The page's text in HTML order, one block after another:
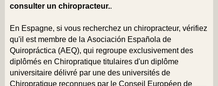
consulter un chiropracteur..
En Espagne, si vous recherchez un chiropracteur, vérifiez
qu'il est membre de la Asociación Española de
Quiropráctica (AEQ), qui regroupe exclusivement des
diplômés en Chiropratique titulaires d'un diplôme
universitaire délivré par une des universités de
Chiropratique reconnues par le Conseil Européen de